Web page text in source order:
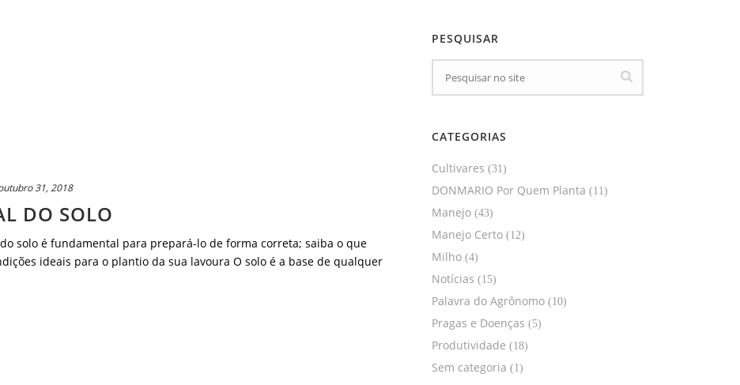
31, 2018
DO SOLO
solo é fundamental para prepará-lo de forma correta; saiba o que
ideais para o plantio da sua lavoura O solo é a base de qualquer
PESQUISAR
CATEGORIAS
Cultivares (31)
DONMARIO Por Quem Planta (11)
Manejo (43)
Manejo Certo (12)
Milho (4)
Notícias (15)
Palavra do Agrônomo (10)
Pragas e Doenças (5)
Produtividade (18)
Sem categoria (1)